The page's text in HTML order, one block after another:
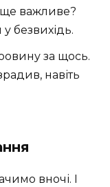
важливе?
безвихідь.
за щось.
навіть
вночі. І